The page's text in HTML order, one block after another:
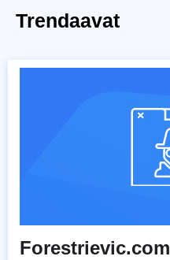
Trendaavat
Forestrievic.com